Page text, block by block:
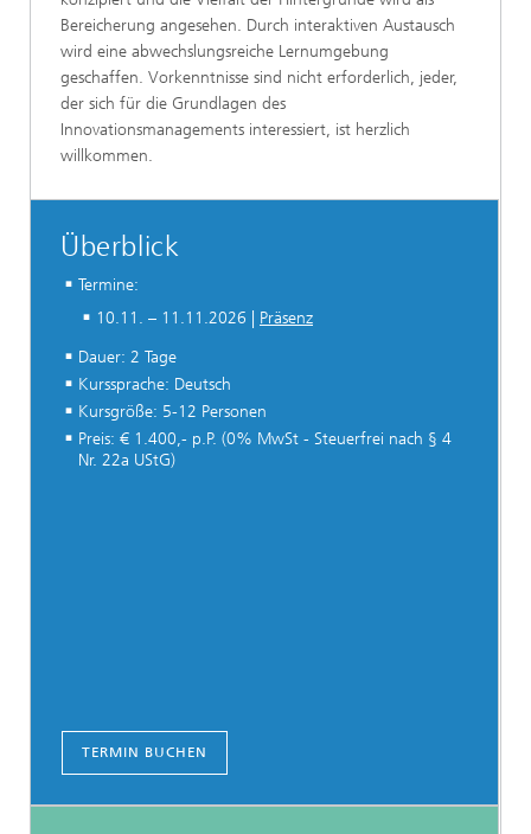
Bereicherung angesehen. Durch interaktiven Austausch
wird eine abwechslungsreiche Lernumgebung
geschaffen. Vorkenntnisse sind nicht erforderlich, jeder,
der sich für die Grundlagen des
Innovationsmanagements interessiert, ist herzlich
willkommen.
Überblick
Termine:
10.11. – 11.11.2026 | Präsenz
Dauer: 2 Tage
Kurssprache: Deutsch
Kursgröße: 5-12 Personen
Preis: € 1.400,- p.P. (0% MwSt - Steuerfrei nach § 4
Nr. 22a UStG)
TERMIN BUCHEN